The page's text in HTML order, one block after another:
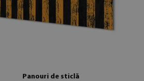
Panouri de sticlă